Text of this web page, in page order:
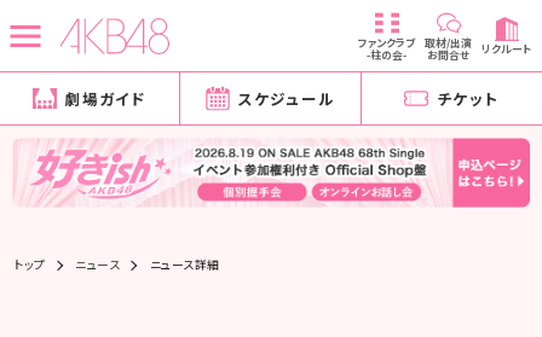
ファンクラブ
-柱の会-
取材/出演
お問合せ リクルート
劇場ガイド スケジュール チケット
トップ ニュース ニュース詳細